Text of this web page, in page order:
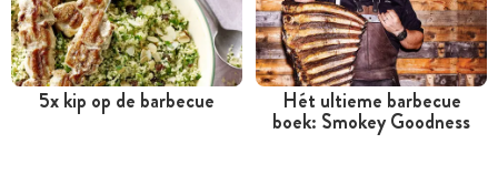
5x kip op de barbecue Hét ultieme barbecue
boek: Smokey Goodness